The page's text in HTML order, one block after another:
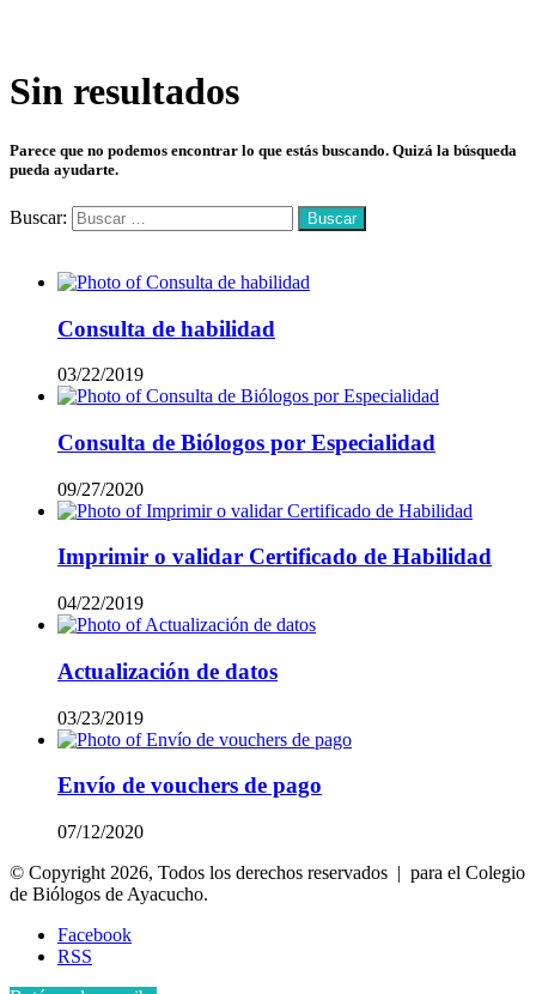
Sin resultados
Parece que no podemos encontrar lo que estás buscando. Quizá la búsqueda
pueda ayudarte.
Buscar:
Consulta de habilidad
03/22/2019
Consulta de Biólogos por Especialidad
09/27/2020
Imprimir o validar Certificado de Habilidad
04/22/2019
Actualización de datos
03/23/2019
Envío de vouchers de pago
07/12/2020
© Copyright 2026, Todos los derechos reservados | para el Colegio
de Biólogos de Ayacucho.
Facebook
RSS